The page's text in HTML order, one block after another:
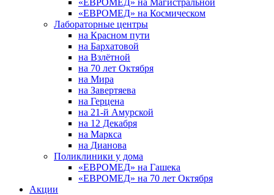
«ЕВРОМЕД» на Космическом
Лабораторные центры
на Красном пути
на Бархатовой
на Взлётной
на 70 лет Октября
на Мира
на Завертяева
на Герцена
на 21-й Амурской
на 12 Декабря
на Маркса
на Дианова
Поликлиники у дома
«ЕВРОМЕД» на Гашека
«ЕВРОМЕД» на 70 лет Октября
Акции